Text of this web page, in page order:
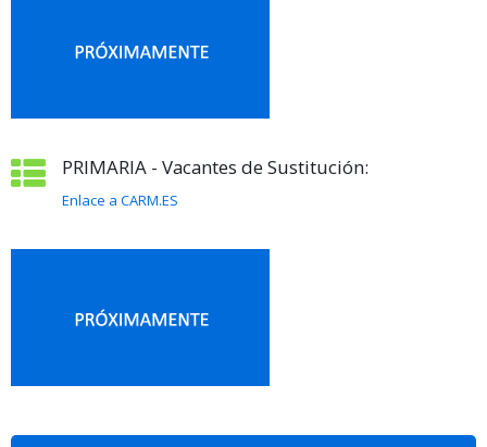
PRIMARIA - Vacantes de Sustitución:
Enlace a CARM.ES